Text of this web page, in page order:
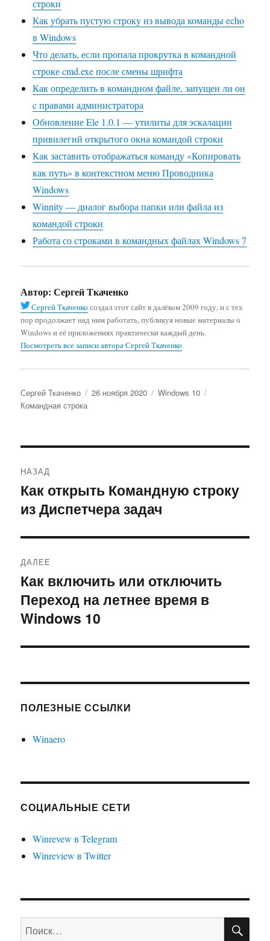
строки
Как убрать пустую строку из вывода команды echo
в Windows
Что делать, если пропала прокрутка в командной
строке cmd.exe после смены шрифта
Как определить в командном файле, запущен ли он
c правами администратора
Обновление Ele 1.0.1 — утилиты для эскалации
привилегий открытого окна командой строки
Как заставить отображаться команду «Копировать
как путь» в контекстном меню Проводника
Windows
Winnity — диалог выбора папки или файла из
командой строки
Работа со строками в командных файлах Windows 7
Автор: Сергей Ткаченко
Сергей Ткаченко создал этот сайт в далёком 2009 году, и с тех
пор продолжает над ним работать, публикуя новые материалы о
Windows и её приложениях практически каждый день.
Посмотреть все записи автора Сергей Ткаченко
Автор
Сергей Ткаченко Опубликовано
26 ноября 2020 Рубрики
Windows 10
Командная строка
по
записям
НАЗАД
Предыдущая
запись:
Как открыть Командную строку
из Диспетчера задач
ДАЛЕЕ
Следующая
запись:
Как включить или отключить
Переход на летнее время в
Windows 10
ПОЛЕЗНЫЕ ССЫЛКИ
Winaero
СОЦИАЛЬНЫЕ СЕТИ
Winrevew в Telegram
Winreview в Twitter
Искать: